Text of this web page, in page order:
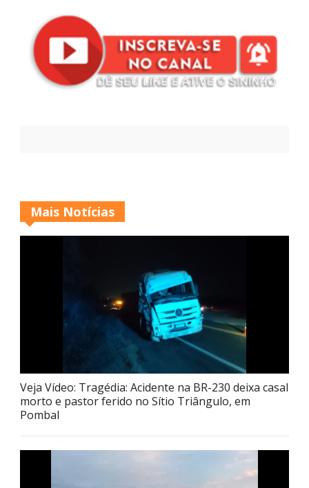
Mais Notícias
Veja Vídeo: Tragédia: Acidente na BR-230 deixa casal
morto e pastor ferido no Sítio Triângulo, em
Pombal